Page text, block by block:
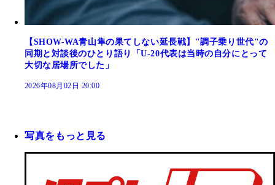
【SHOW-WA青山隼の果てしない延長戦】"調子乗り世代"の
同期と対談後のひとり語り「U-20代表は当時の自分にとって
大切な居場所でした」
2026年08月02日 20:00
写真をもっと見る